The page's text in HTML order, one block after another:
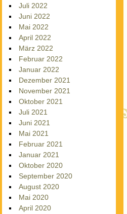
Juli 2022
Juni 2022
Mai 2022
April 2022
März 2022
Februar 2022
Januar 2022
Dezember 2021
November 2021
Oktober 2021
Juli 2021
Juni 2021
Mai 2021
Februar 2021
Januar 2021
Oktober 2020
September 2020
August 2020
Mai 2020
April 2020